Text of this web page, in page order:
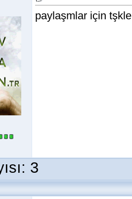
paylaşmlar için
3